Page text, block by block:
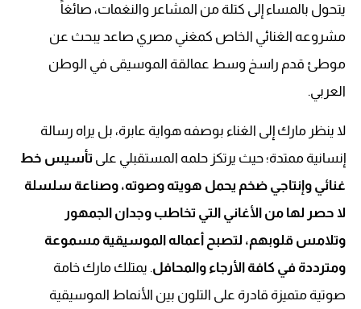
يتحول بالمساء إلى كتلة من المشاعر والنغمات، صائغاً
مشروعه الغنائي الخاص كمغني مصري صاعد يبحث عن
موطئ قدم راسخ وسط عمالقة الموسيقى في الوطن
العربي.
لا ينظر مارك إلى الغناء بوصفه هواية عابرة، بل يراه رسالة
إنسانية ممتدة؛ حيث يرتكز حلمه المستقبلي على تأسيس خط
غنائي وإنتاجي ضخم يحمل هويته وصوته، وصناعة سلسلة
لا حصر لها من الأغاني التي تخاطب وجدان الجمهور
وتلامس قلوبهم، لتصبح أعماله الموسيقية مسموعة
ومترددة في كافة الأرجاء والمحافل. يمتلك مارك خامة
صوتية متميزة قادرة على التلون بين الأنماط الموسيقية